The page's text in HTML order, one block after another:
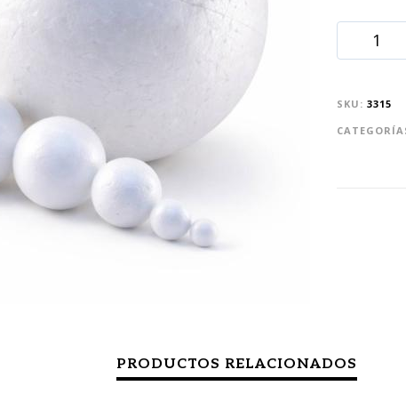
SKU: 3315
PRODUCTOS RELACIONADOS